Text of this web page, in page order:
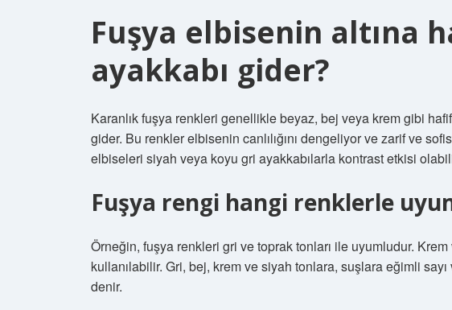
Fuşya elbisenin altına
ayakkabı gider?
Karanlık fuşya renkleri genellikle beyaz, bej veya krem ​​gibi
gider. Bu renkler elbisenin canlılığını dengeliyor ve zarif ve
elbiseleri siyah veya koyu gri ayakkabılarla kontrast etkisi
Fuşya rengi hangi renklerle
Örneğin, fuşya renkleri gri ve toprak tonları ile uyumludur.
kullanılabilir. Gri, bej, krem ​​ve siyah tonlara, suşlara eğimli
denir.